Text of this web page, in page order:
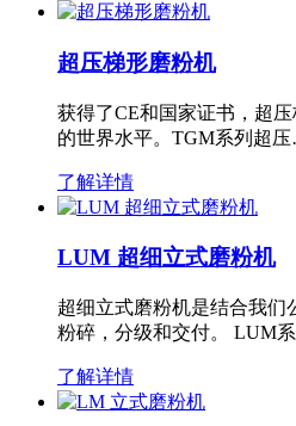
超压梯形磨粉机
获得了CE和国家证书，超
的世界水平。TGM系列超
了解详情
LUM 超细立式磨粉机
超细立式磨粉机是结合我们
粉碎，分级和交付。 LUM
了解详情